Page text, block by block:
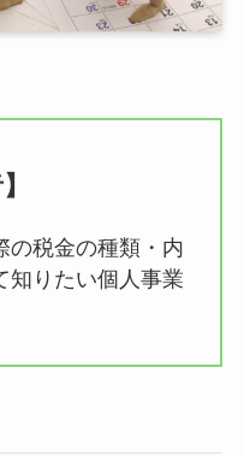
の税金の種類・内
知りたい個人事業